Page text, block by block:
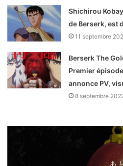
Shichirou
de Berserk, est
11 septembre
Berserk The
Premier
annonce PV,
8 septembre